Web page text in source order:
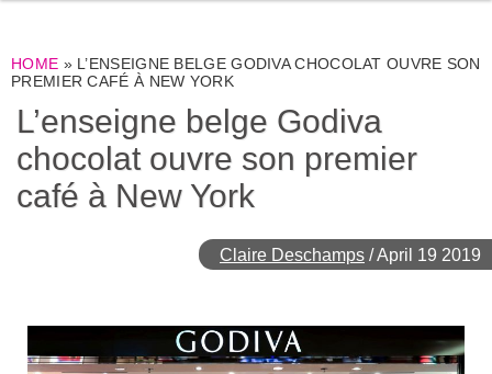
HOME » L’ENSEIGNE BELGE GODIVA CHOCOLAT OUVRE SON
PREMIER CAFÉ À NEW YORK
L’enseigne belge Godiva
chocolat ouvre son premier
café à New York
Claire Deschamps /April 19 2019